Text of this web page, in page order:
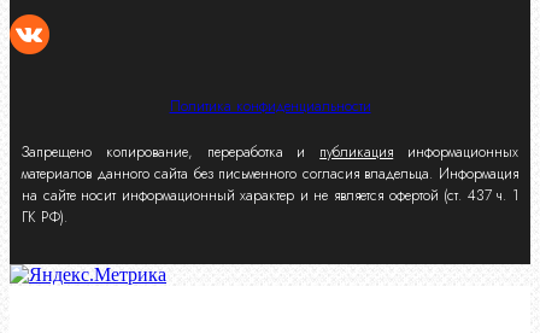
Политика конфиденциальности
Запрещено копирование, переработка и публикация информационных
материалов данного сайта без письменного согласия владельца. Информация
на сайте носит информационный характер и не является офертой (ст. 437 ч. 1
ГК РФ).